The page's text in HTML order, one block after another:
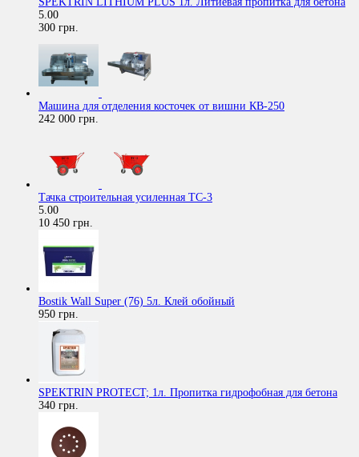
5.00
300 грн.
Машина для отделения косточек от вишни КВ-250
242 000 грн.
Тачка строительная усиленная ТС-3
5.00
10 450 грн.
Bostik Wall Super (76) 5л. Клей обойный
950 грн.
SPEKTRIN PROTECT; 1л. Пропитка гидрофобная для бетона
340 грн.